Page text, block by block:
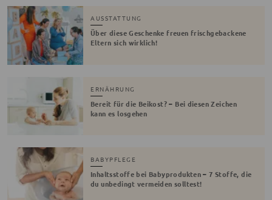
AUSSTATTUNG
Über diese Geschenke freuen frischgebackene
Eltern sich wirklich!
ERNÄHRUNG
Bereit für die Beikost? – Bei diesen Zeichen
kann es losgehen
BABYPFLEGE
Inhaltsstoffe bei Babyprodukten – 7 Stoffe, die
du unbedingt vermeiden solltest!